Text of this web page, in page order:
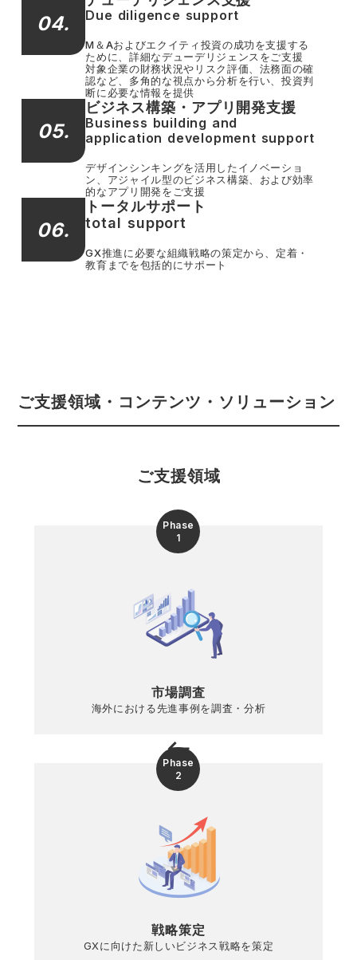
04. Due diligence support
M＆Aおよびエクイティ投資の成功を支援する
ために、詳細なデューデリジェンスをご支援
対象企業の財務状況やリスク評価、法務面の確
認など、多角的な視点から分析を行い、投資判
断に必要な情報を提供
05.
ビジネス構築・アプリ開発支援
Business building and
application development support
デザインシンキングを活用したイノベーショ
ン、アジャイル型のビジネス構築、および効率
的なアプリ開発をご支援
06.
トータルサポート
total support
GX推進に必要な組織戦略の策定から、定着・
教育までを包括的にサポート
ご支援領域・コンテンツ・ソリューション
ご支援領域
Phase
1
市場調査
海外における先進事例を調査・分析
keyboard_backspace
Phase
2
戦略策定
GXに向けた新しいビジネス戦略を策定